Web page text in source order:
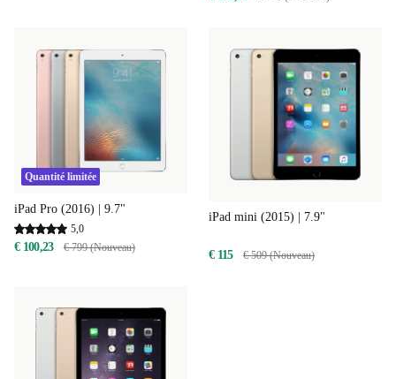
Quantité limitée
iPad Pro (2016) | 9.7"
5,0
€ 100,23 € 799 (Nouveau)
iPad mini (2015) | 7.9"
€ 115 € 509 (Nouveau)